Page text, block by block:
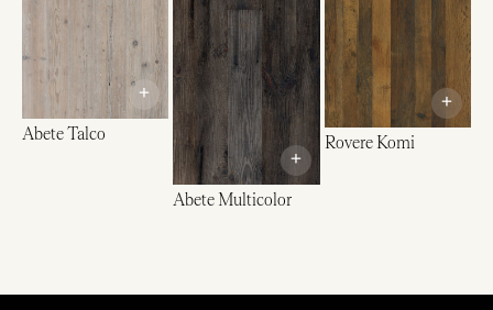
+
Abete Talco
+
Abete Multicolor
+
Rovere Komi